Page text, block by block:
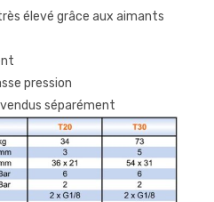
élevé grâce aux aimants
pression
séparément